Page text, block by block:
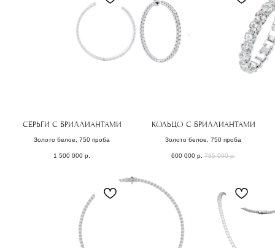
СЕРЬГИ С БРИЛЛИАНТАМИ
Золото белое, 750 проба
1 500 000 р.
КОЛЬЦО С БРИЛЛИАНТАМИ
Золото белое, 750 проба
600 000 р. 785 000 р.
УКРАШЕНИЕ
СПЕЦИАЛЬНО
ювелирного изделия.